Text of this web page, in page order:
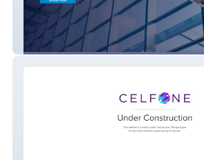
Rossells Security